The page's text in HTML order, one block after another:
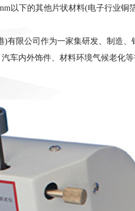
以下的其他片状材料(电子行业
限公司作为一家集研发、制造、
车内外饰件、材料环境气候老化